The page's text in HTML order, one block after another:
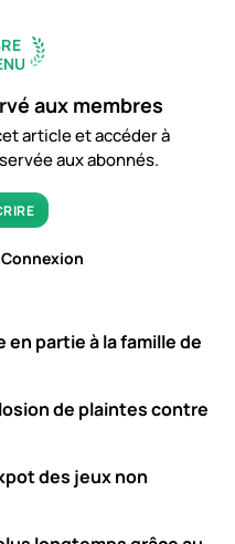
aux membres
article et accéder à
aux abonnés.
Connexion
en partie à la famille de
de plaintes contre
des jeux non